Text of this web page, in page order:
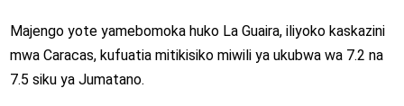
Majengo yote yamebomoka huko La Guaira, iliyoko kaskazini
mwa Caracas, kufuatia mitikisiko miwili ya ukubwa wa 7.2 na
7.5 siku ya Jumatano.